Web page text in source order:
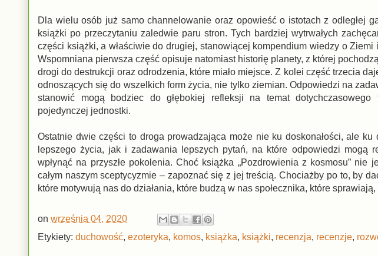
Dla wielu osób już samo channelowanie oraz opowieść o istotach z odległej
książki po przeczytaniu zaledwie paru stron. Tych bardziej wytrwałych
części książki, a właściwie do drugiej, stanowiącej kompendium wiedzy o
Wspomniana pierwsza część opisuje natomiast historię planety, z której
drogi do destrukcji oraz odrodzenia, które miało miejsce. Z kolei część trzecia
odnoszących się do wszelkich form życia, nie tylko ziemian. Odpowiedzi na
stanowić mogą bodziec do głębokiej refleksji na temat dotychczasowego
pojedynczej jednostki.
Ostatnie dwie części to droga prowadzająca może nie ku doskonałości, ale
lepszego życia, jak i zadawania lepszych pytań, na które odpowiedzi mogą
wpłynąć na przyszłe pokolenia. Choć książka „Pozdrowienia z kosmosu”
całym naszym sceptycyzmie – zapoznać się z jej treścią. Chociażby po to, by
które motywują nas do działania, które budzą w nas społecznika, które
on września 04, 2020
Etykiety: duchowość, ezoteryka, komos, książka, książki, recenzja, recenzje,